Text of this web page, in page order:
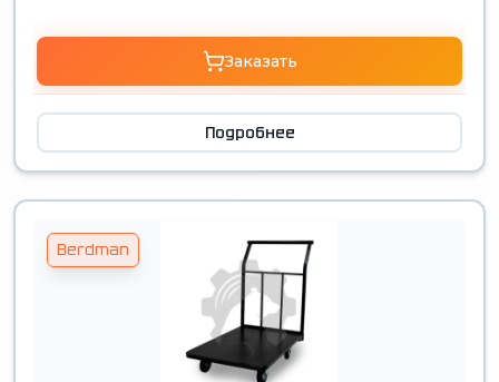
Заказать
Подробнее
Berdman